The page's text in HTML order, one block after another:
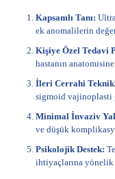
Kapsamlı Tanı:
ek anomalilerin
Kişiye Özel Tedavi
hastanın
İleri Cerrahi
sigmoid vajinoplasti
Minimal İnvaziv
ve düşük
Psikolojik Destek:
ihtiyaçlarına